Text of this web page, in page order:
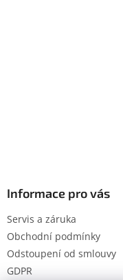
Informace pro vás
Servis a záruka
Obchodní podmínky
Odstoupení od smlouvy
GDPR